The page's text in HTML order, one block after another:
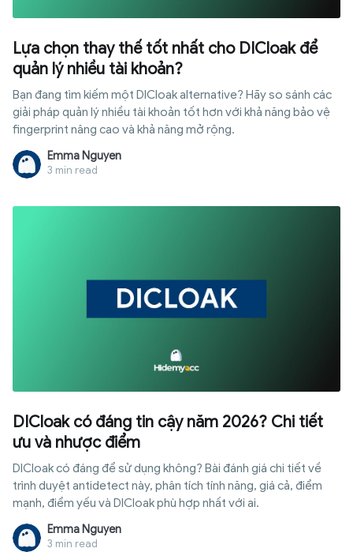
Lựa chọn thay thế tốt nhất cho DICloak để
quản lý nhiều tài khoản?
Bạn đang tìm kiếm một DICloak alternative? Hãy so sánh các
giải pháp quản lý nhiều tài khoản tốt hơn với khả năng bảo vệ
fingerprint nâng cao và khả năng mở rộng.
Emma Nguyen
3 min read
DICloak có đáng tin cậy năm 2026? Chi tiết
ưu và nhược điểm
DICloak có đáng để sử dụng không? Bài đánh giá chi tiết về
trình duyệt antidetect này, phân tích tính năng, giá cả, điểm
mạnh, điểm yếu và DICloak phù hợp nhất với ai.
Emma Nguyen
3 min read